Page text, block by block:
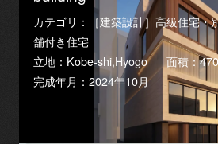
カテゴリ：［建築設計］高級住宅・
舗付き住宅
立地：Kobe-shi,Hyogo
面積：
完成年月：2024年10月